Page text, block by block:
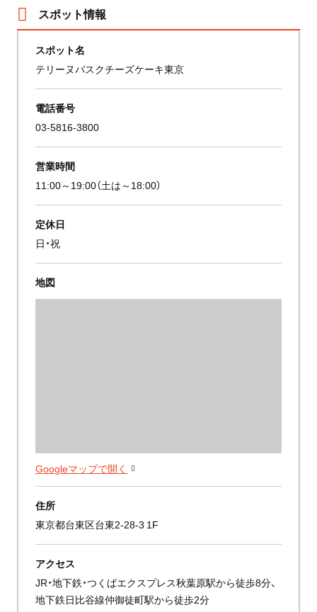
スポット情報
スポット名
テリーヌバスクチーズケーキ東京
電話番号
03-5816-3800
営業時間
11:00～19:00（土は～18:00）
定休日
日・祝
地図
Googleマップで開く
住所
東京都台東区台東2-28-3 1F
アクセス
JR・地下鉄・つくばエクスプレス秋葉原駅から徒歩8分、
地下鉄日比谷線仲御徒町駅から徒歩2分